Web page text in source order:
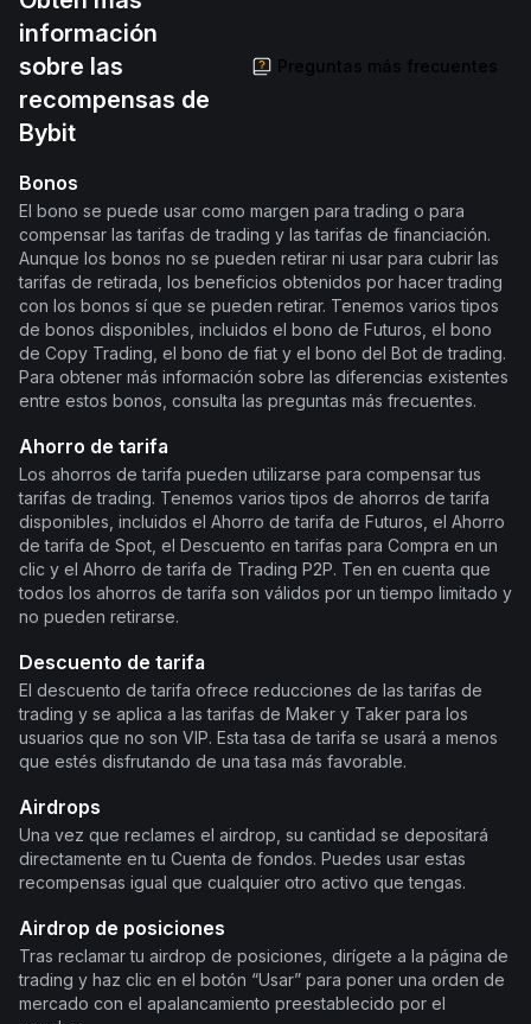
información
sobre las
recompensas de
Bybit
Preguntas más frecuentes
Bonos
El bono se puede usar como margen para trading o para
compensar las tarifas de trading y las tarifas de financiación.
Aunque los bonos no se pueden retirar ni usar para cubrir las
tarifas de retirada, los beneficios obtenidos por hacer trading
con los bonos sí que se pueden retirar. Tenemos varios tipos
de bonos disponibles, incluidos el bono de Futuros, el bono
de Copy Trading, el bono de fiat y el bono del Bot de trading.
Para obtener más información sobre las diferencias existentes
entre estos bonos, consulta las preguntas más frecuentes.
Ahorro de tarifa
Los ahorros de tarifa pueden utilizarse para compensar tus
tarifas de trading. Tenemos varios tipos de ahorros de tarifa
disponibles, incluidos el Ahorro de tarifa de Futuros, el Ahorro
de tarifa de Spot, el Descuento en tarifas para Compra en un
clic y el Ahorro de tarifa de Trading P2P. Ten en cuenta que
todos los ahorros de tarifa son válidos por un tiempo limitado y
no pueden retirarse.
Descuento de tarifa
El descuento de tarifa ofrece reducciones de las tarifas de
trading y se aplica a las tarifas de Maker y Taker para los
usuarios que no son VIP. Esta tasa de tarifa se usará a menos
que estés disfrutando de una tasa más favorable.
Airdrops
Una vez que reclames el airdrop, su cantidad se depositará
directamente en tu Cuenta de fondos. Puedes usar estas
recompensas igual que cualquier otro activo que tengas.
Airdrop de posiciones
Tras reclamar tu airdrop de posiciones, dirígete a la página de
trading y haz clic en el botón “Usar” para poner una orden de
mercado con el apalancamiento preestablecido por el